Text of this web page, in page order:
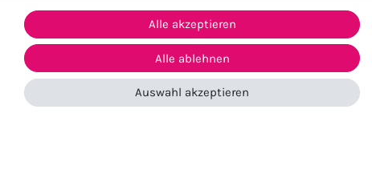
Kontakt
Alle akzeptieren
Alle ablehnen
Auswahl akzeptieren